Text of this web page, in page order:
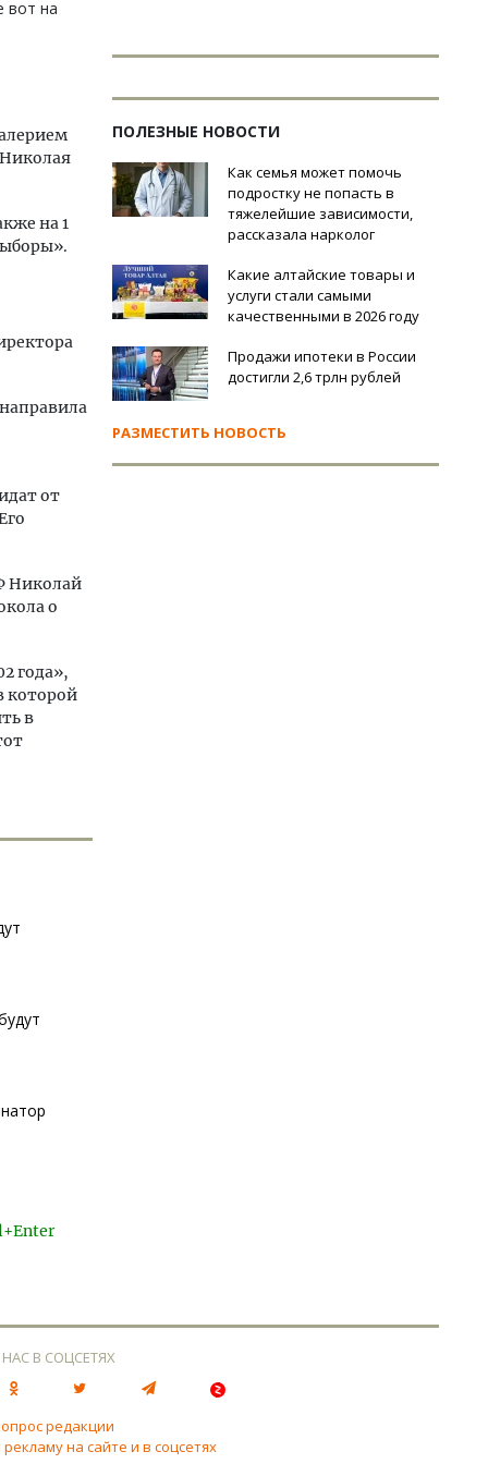
вот на
на 1
от
Николай
о
года»,
которой
в
ПОЛЕЗНЫЕ НОВОСТИ
Как семья может помочь
подростку не попасть в
тяжелейшие зависимости,
рассказала нарколог
Какие алтайские товары и
услуги стали самыми
качественными в 2026 году
Продажи ипотеки в России
достигли 2,6 трлн рублей
РАЗМЕСТИТЬ НОВОСТЬ
В СОЦСЕТЯХ
редакции
на сайте и в соцсетях